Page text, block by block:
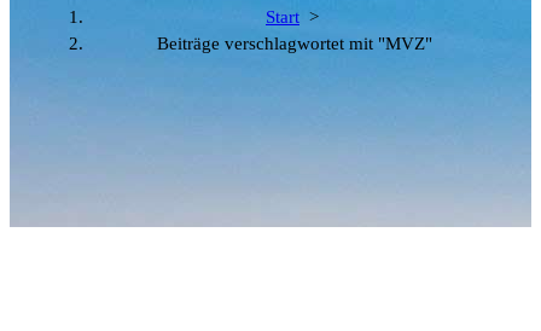
Start >
Beiträge verschlagwortet mit "MVZ"